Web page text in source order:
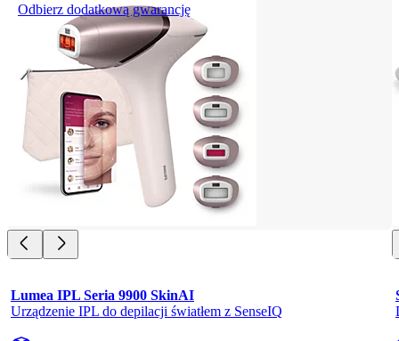
Odbierz dodatkową gwarancję
Lumea IPL Seria 9900 SkinAI
Urządzenie IPL do depilacji światłem z SenseIQ